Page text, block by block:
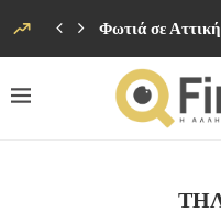
Φωτιά σε